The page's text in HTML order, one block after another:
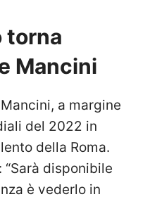
torna
Mancini
a margine
del 2022 in
della Roma.
“Sarà disponibile
è vederlo in